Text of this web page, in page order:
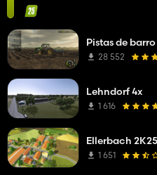
Pistas de
28 552
Lehndorf 4x
1 616
Ellerbach 2K25
1 651